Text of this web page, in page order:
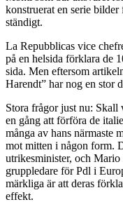
konstruerat en serie
ständigt.
La Repubblicas vice
på en helsida förklara de
sida. Men eftersom
Harendt” har nog en stor
Stora frågor just nu:
en gång att förföra de
många av hans närmaste
mot mitten i någon form.
utrikesminister, och
gruppledare för Pdl i
märkliga är att deras
effekt.